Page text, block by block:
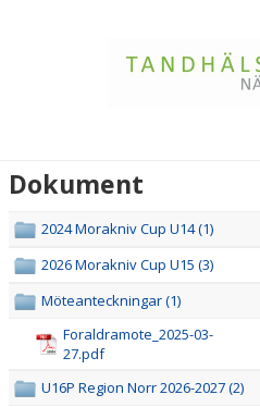
KONTAKT
Dokument
2024 Morakniv Cup U14 (1)
2026 Morakniv Cup U15 (3)
Möteanteckningar (1)
Foraldramote_2025-03-
27.pdf
U16P Region Norr 2026-2027 (2)